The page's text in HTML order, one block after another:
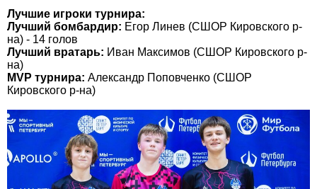
Лучшие игроки турнира:
Лучший бомбардир: Егор Линев (СШОР Кировского р-
на) - 14 голов
Лучший вратарь: Иван Максимов (СШОР Кировского р-
на)
MVP турнира: Александр Поповченко (СШОР
Кировского р-на)